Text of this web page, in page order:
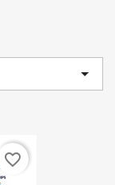

favorite_border